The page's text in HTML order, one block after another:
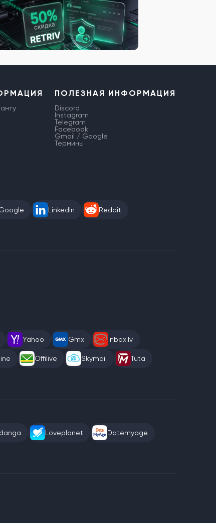
ПОЛЕЗНАЯ ИНФОРМАЦИЯ
Discord
Instagram
Telegram
Facebook
Gmail / Google
Термины
LinkedIn Reddit
Yahoo Gmx Inbox.lv
Offilive Skymail Tuta
Loveplanet Datemyage